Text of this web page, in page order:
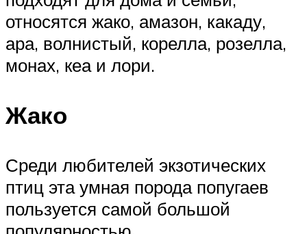
относятся жако, амазон, какаду,
ара, волнистый, корелла, розелла,
монах, кеа и лори.
Жако
Среди любителей экзотических
птиц эта умная порода попугаев
пользуется самой большой